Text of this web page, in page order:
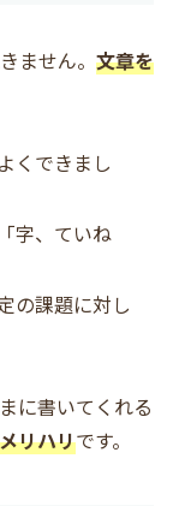
ません。 文章を
くできまし
字、ていね
の課題に対し
に書いてくれる
リハリです。